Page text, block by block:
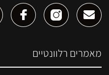
מאמרים רלוונטיים